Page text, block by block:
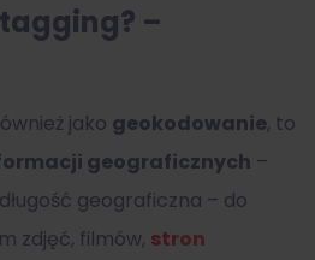
–
jako geokodowanie, to
geograficznych –
geograficzna – do
zdjęć, filmów, stron